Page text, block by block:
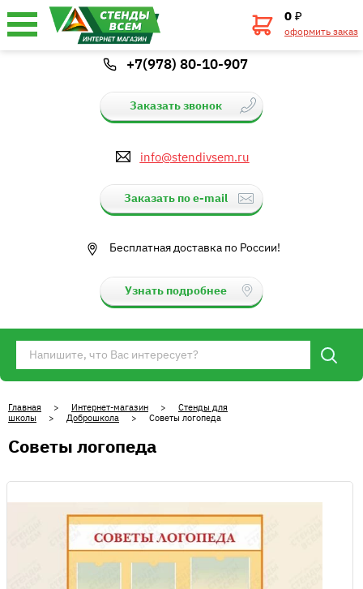
0₽
оформить заказ
+7(978) 80-10-907
Заказать звонок
info@stendivsem.ru
Заказать по e-mail
Бесплатная доставка по России!
Узнать подробнее
Главная > Интернет-магазин > Стенды для
школы > Доброшкола > Советы логопеда
Советы логопеда